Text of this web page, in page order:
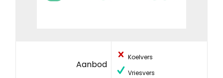
Aanbod
Koelvers
Vriesvers